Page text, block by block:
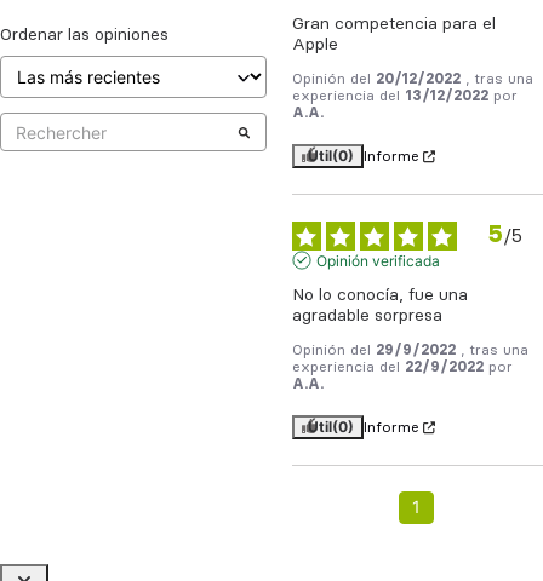
Ordenar las opiniones
Gran competencia para el
Apple
Opinión del 20/12/2022
, tras una
experiencia del
13/12/2022 por
A.A.
Útil(0) Informe
5/5
Opinión verificada
No lo conocía, fue una
agradable sorpresa
Opinión del 29/9/2022
, tras una
experiencia del
22/9/2022 por
A.A.
Útil(0) Informe
1